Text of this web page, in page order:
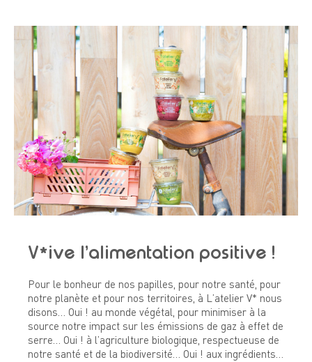
V*ive l’alimentation positive !
Pour le bonheur de nos papilles, pour notre santé, pour
notre planète et pour nos territoires, à L’atelier V* nous
disons… Oui ! au monde végétal, pour minimiser à la
source notre impact sur les émissions de gaz à effet de
serre… Oui ! à l’agriculture biologique, respectueuse de
notre santé et de la biodiversité… Oui ! aux ingrédients…